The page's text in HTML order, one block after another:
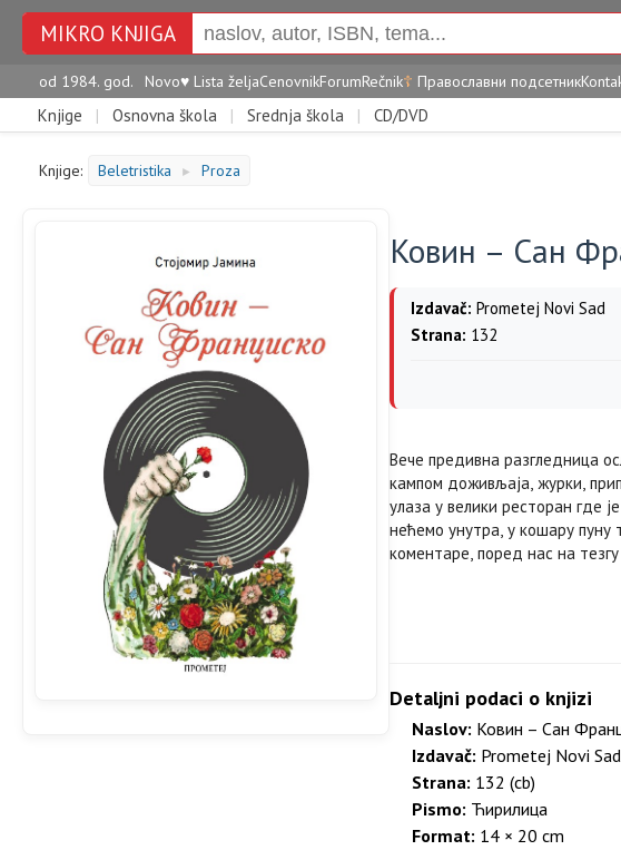
MIKRO KNJIGA
od 1984. god. Novo♥ Lista željaCenovnikForumRečnik☦ Православни подсетник
Knjige | Osnovna škola | Srednja škola | CD/DVD
Knjige: Beletristika ► Proza
Ковин – Сан
Izdavač: Prometej Novi Sad
Strana: 132
Вече предивна разгледница
кампом доживљаја, журки,
улаза у велики ресторан где
нећемо унутра, у кошару
коментаре, поред нас на
Detaljni podaci o knjizi
Naslov: Ковин – Сан
Izdavač: Prometej Novi Sad
Strana: 132 (cb)
Pismo: Ћирилица
Format: 14 × 20 cm